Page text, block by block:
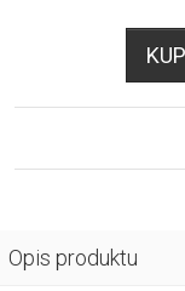
Opis produktu